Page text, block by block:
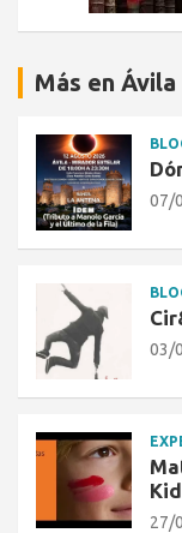
Más en
07/
03/
27/